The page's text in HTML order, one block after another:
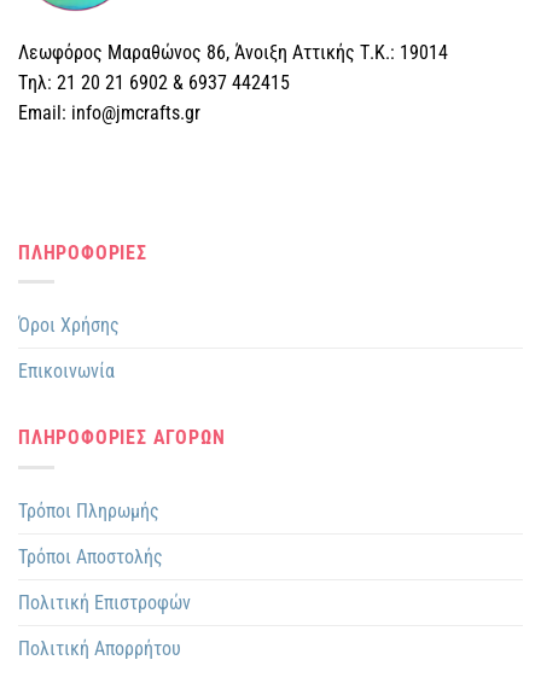
Λεωφόρος Μαραθώνος 86, Άνοιξη Αττικής Τ.Κ.: 19014
Tηλ: 21 20 21 6902 & 6937 442415
Email: info@jmcrafts.gr
ΠΛΗΡΟΦΟΡΙΕΣ
Όροι Χρήσης
Επικοινωνία
ΠΛΗΡΟΦΟΡΙΕΣ ΑΓΟΡΩΝ
Τρόποι Πληρωμής
Τρόποι Αποστολής
Πολιτική Επιστροφών
Πολιτική Απορρήτου